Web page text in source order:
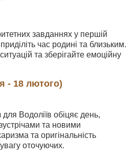
завданнях у першій
час родині та близьким.
та зберігайте емоційну
- 18 лютого)
Водоліїв обіцяє день,
та новими
та оригінальність
оточуючих.